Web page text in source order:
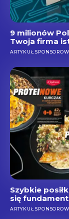
9 milionów
Twoja firma
ARTYKUŁ
Szybkie
się
ARTYKUŁ